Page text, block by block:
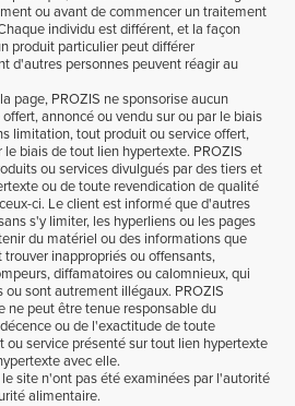
ou avant de commencer un traitement
individu est différent, et la façon
produit particulier peut différer
d'autres personnes peuvent réagir au
page, PROZIS ne sponsorise aucun
annoncé ou vendu sur ou par le biais
limitation, tout produit ou service offert,
biais de tout lien hypertexte. PROZIS
ou services divulgués par des tiers et
ou de toute revendication de qualité
ci. Le client est informé que d'autres
s'y limiter, les hyperliens ou les pages
du matériel ou des informations que
inappropriés ou offensants,
diffamatoires ou calomnieux, qui
sont autrement illégaux. PROZIS
ne peut être tenue responsable du
ou de l'exactitude de toute
service présenté sur tout lien hypertexte
avec elle.
site n'ont pas été examinées par l'autorité
alimentaire.